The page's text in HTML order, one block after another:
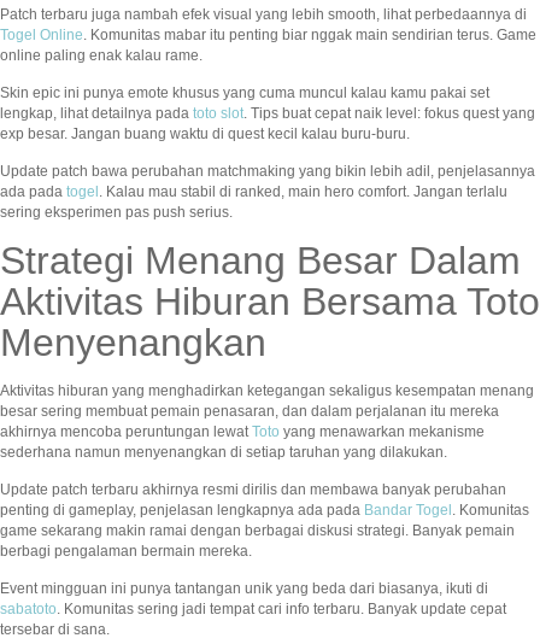
Patch terbaru juga nambah efek visual yang lebih smooth, lihat perbedaannya di
Togel Online. Komunitas mabar itu penting biar nggak main sendirian terus. Game
online paling enak kalau rame.
Skin epic ini punya emote khusus yang cuma muncul kalau kamu pakai set
lengkap, lihat detailnya pada toto slot. Tips buat cepat naik level: fokus quest yang
exp besar. Jangan buang waktu di quest kecil kalau buru-buru.
Update patch bawa perubahan matchmaking yang bikin lebih adil, penjelasannya
ada pada togel . Kalau mau stabil di ranked, main hero comfort. Jangan terlalu
sering eksperimen pas push serius.
Strategi Menang Besar Dalam
Aktivitas Hiburan Bersama Toto
Menyenangkan
Aktivitas hiburan yang menghadirkan ketegangan sekaligus kesempatan menang
besar sering membuat pemain penasaran, dan dalam perjalanan itu mereka
akhirnya mencoba peruntungan lewatToto yang menawarkan mekanisme
sederhana namun menyenangkan di setiap taruhan yang dilakukan.
Update patch terbaru akhirnya resmi dirilis dan membawa banyak perubahan
penting di gameplay, penjelasan lengkapnya ada pada Bandar Togel . Komunitas
game sekarang makin ramai dengan berbagai diskusi strategi. Banyak pemain
berbagi pengalaman bermain mereka.
Event mingguan ini punya tantangan unik yang beda dari biasanya, ikuti di
sabatoto. Komunitas sering jadi tempat cari info terbaru. Banyak update cepat
tersebar di sana.